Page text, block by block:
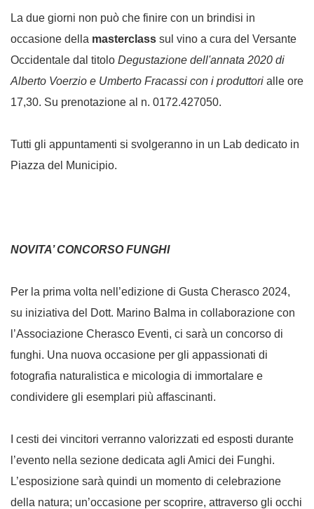
La due giorni non può che finire con un brindisi in
occasione della masterclass sul vino a cura del Versante
Occidentale dal titolo Degustazione dell'annata 2020 di
Alberto Voerzio e Umberto Fracassi con i produttori alle ore
17,30. Su prenotazione al n. 0172.427050.
Tutti gli appuntamenti si svolgeranno in un Lab dedicato in
Piazza del Municipio.
NOVITA’ CONCORSO FUNGHI
Per la prima volta nell’edizione di Gusta Cherasco 2024,
su iniziativa del Dott. Marino Balma in collaborazione con
l’Associazione Cherasco Eventi, ci sarà un concorso di
funghi. Una nuova occasione per gli appassionati di
fotografia naturalistica e micologia di immortalare e
condividere gli esemplari più affascinanti.
I cesti dei vincitori verranno valorizzati ed esposti durante
l’evento nella sezione dedicata agli Amici dei Funghi.
L’esposizione sarà quindi un momento di celebrazione
della natura; un’occasione per scoprire, attraverso gli occhi